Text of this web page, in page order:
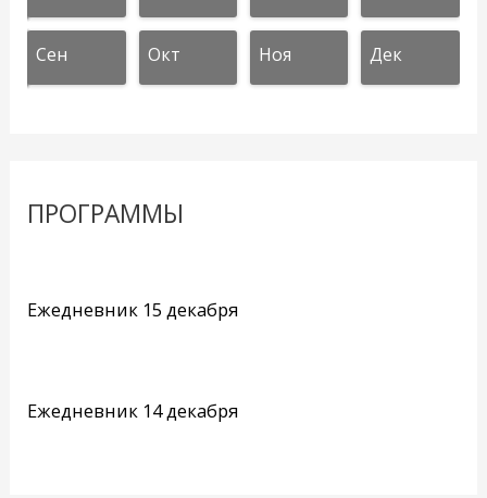
Сен Окт Ноя Дек
ПРОГРАММЫ
Ежедневник 15 декабря
Ежедневник 14 декабря